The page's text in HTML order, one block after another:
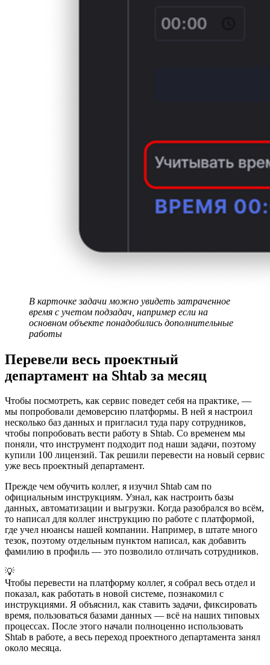
В карточке задачи можно увидеть затраченное
время с учетом подзадач, например если на
основном объекте понадобились дополнительные
работы
Перевели весь проектный
департамент на Shtab за месяц
Чтобы посмотреть, как сервис поведет себя на практике, —
мы попробовали демоверсию платформы. В ней я настроил
несколько баз данных и пригласил туда пару сотрудников,
чтобы попробовать вести работу в Shtab. Со временем мы
поняли, что инструмент подходит под наши задачи, поэтому
купили 100 лицензий. Так решили перевести на новый сервис
уже весь проектный департамент.
Прежде чем обучить коллег, я изучил Shtab сам по
официальным инструкциям. Узнал, как настроить базы
данных, автоматизации и выгрузки. Когда разобрался во всём,
то написал для коллег инструкцию по работе с платформой,
где учел нюансы нашей компании. Например, в штате много
тезок, поэтому отдельным пунктом написал, как добавить
фамилию в профиль — это позволило отличать сотрудников.
💡
Чтобы перевести на платформу коллег, я собрал весь отдел и
показал, как работать в новой системе, познакомил с
инструкциями. Я объяснил, как ставить задачи, фиксировать
время, пользоваться базами данных — всё на наших типовых
процессах. После этого начали полноценно использовать
Shtab в работе, а весь переход проектного департамента занял
около месяца.